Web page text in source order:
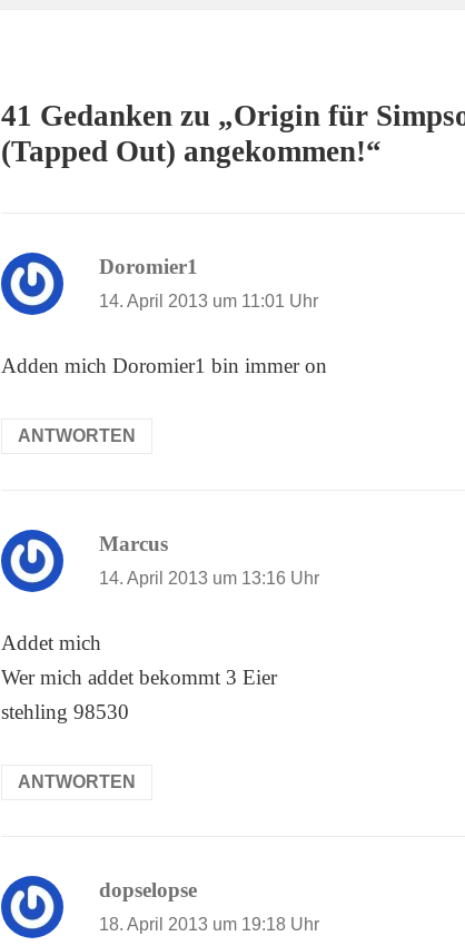
41 Gedanken zu „Origin für
(Tapped Out) angekommen!“
Doromier1
14. April 2013 um 11:01 Uhr
Adden mich Doromier1 bin immer on
ANTWORTEN
Marcus
14. April 2013 um 13:16 Uhr
Addet mich
Wer mich addet bekommt 3 Eier
stehling 98530
ANTWORTEN
dopselopse
18. April 2013 um 19:18 Uhr